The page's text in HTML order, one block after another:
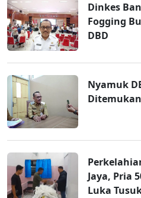
Dinkes
Fogging
DBD
Nyamuk
Jaya, Pria
Luka